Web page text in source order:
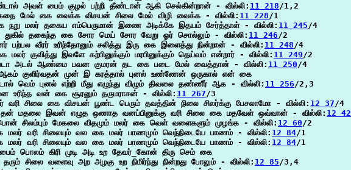
அவள் பைம் குழல் பற்றி தீண்டான் ஆகி செல்கின்றான் - வில்லி:
11 218/1,2
மேல் கை வைக்க விசயன் சிலை மேல் விழி வைக்க - வில்லி: 11 228/1
நறு மலர் தகைய எம்பெருமான் இணை அடிக்கே இதயம் சேர்த்தாள் - வில்லி: 11 245/4
துகில் தகைந்த கை சோர மெய் சோர வேறு ஓர் சொல்லும் - வில்லி: 11 246/2
பற்பல வீரர் உரிந்தோனும் சலித்து இரு கை இளைத்து நின்றான் - வில்லி: 11 248/4
மலர் குவித்து இவளே கற்பினுக்கும் மரபினுக்கும் தெய்வம் என்றார் - வில்லி: 11 249/2
படா அடல் ஆண்மை பவன குமரன் தட கை படை மேல் வைத்தான் - வில்லி: 11 250/4
குளிர்வதன் முன் இ கரத்தால் புனல் உண்ணேன் ஒருகால் என் கை
வெம் புனல் எற்றி மீது எழுந்து விழும் திவலை தண்ணீர் ஆக - வில்லி:
11 256/2,3
உரிந்த வன் கை சூரனும் தருமராசன் - வில்லி: 11 267/3
வரி சிலை கை விசயன் பூண்ட பெரும் தவத்தின் நிலை சிலர்க்கு பேசலாமோ - வில்லி: 12 37/4
தன் மதலை இவன் எழுத ஒணாத வனப்பினுக்கு வரி சிலை கை மதவேள் ஒவ்வான் - வில்லி: 12 42
சிலம்பும் மேகலை விதமும் மலர் கை வெள் வளைகளும் முழங்க - வில்லி: 12 60/2
வரி சிலையும் வல கை மலர் பாணமும் வெந்நிடையே பாணம் - வில்லி: 12 84/1
வரி சிலையும் வல கை மலர் பாணமும் வெந்நிடையே பாணம் - வில்லி: 12 84/1
பைம் பொலம் கிரி முடி அடி உற தேவர்_கோன் திரு செம் கை
தரும் சிலை வளைவு அற அழகு உற நிமிர்ந்து நின்றது போலும் - வில்லி:
12 85/3,4